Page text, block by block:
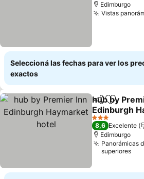
Edimburgo
Vistas
Seleccioná las fechas para ver los
exactos
Compartir
Añadir
hub by
Edinburgh
hotel
Ver precios
3 Estrellas
8,6 Excelente
Edimburgo
Panorámicas
superiores